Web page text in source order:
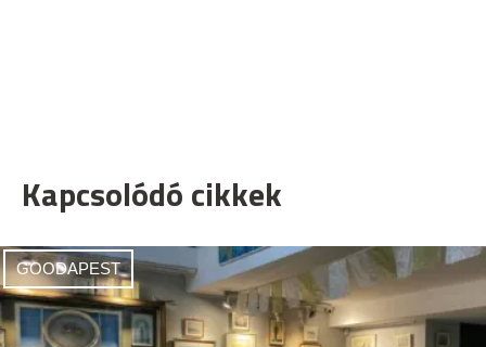
Kapcsolódó cikkek
GOODAPEST